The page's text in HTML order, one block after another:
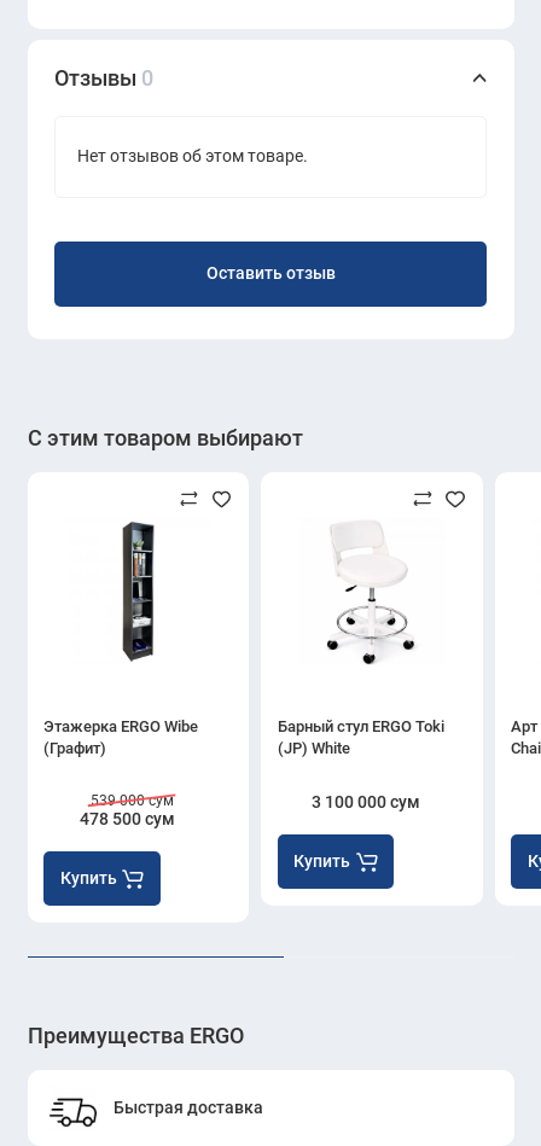
Отзывы 0
Нет отзывов об этом товаре.
Оставить отзыв
С этим товаром выбирают
Этажерка ERGO Wibe
(Графит)
478 500 сум
539 000 сум
Купить
Барный стул ERGO Toki
(JP) White
3 100 000 сум
Купить
Арт
Преимущества ERGO
Быстрая доставка